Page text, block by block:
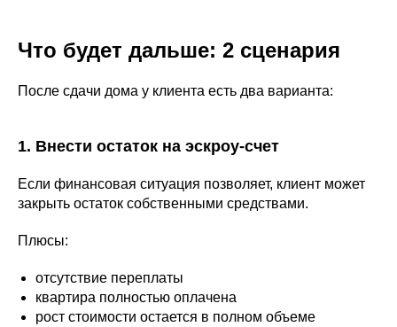
Что будет дальше: 2 сценария
После сдачи дома у клиента есть два варианта:
1. Внести остаток на эскроу-счет
Если финансовая ситуация позволяет, клиент может
закрыть остаток собственными средствами.
Плюсы:
отсутствие переплаты
квартира полностью оплачена
рост стоимости остается в полном объеме